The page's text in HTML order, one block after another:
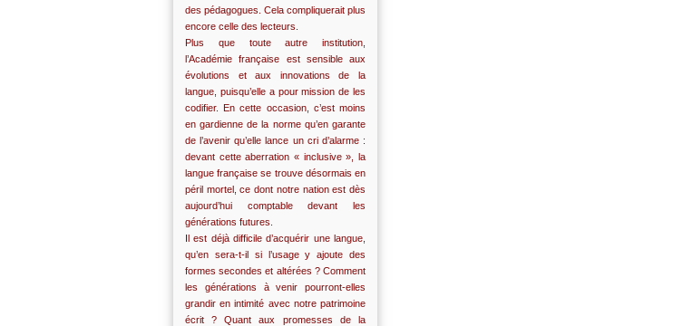
des pédagogues. Cela compliquerait plus
encore celle des lecteurs.
Plus que toute autre institution,
l’Académie française est sensible aux
évolutions et aux innovations de la
langue, puisqu’elle a pour mission de les
codifier. En cette occasion, c’est moins
en gardienne de la norme qu’en garante
de l’avenir qu’elle lance un cri d’alarme :
devant cette aberration « inclusive », la
langue française se trouve désormais en
péril mortel, ce dont notre nation est dès
aujourd’hui comptable devant les
générations futures.
Il est déjà difficile d’acquérir une langue,
qu’en sera-t-il si l’usage y ajoute des
formes secondes et altérées ? Comment
les générations à venir pourront-elles
grandir en intimité avec notre patrimoine
écrit ? Quant aux promesses de la